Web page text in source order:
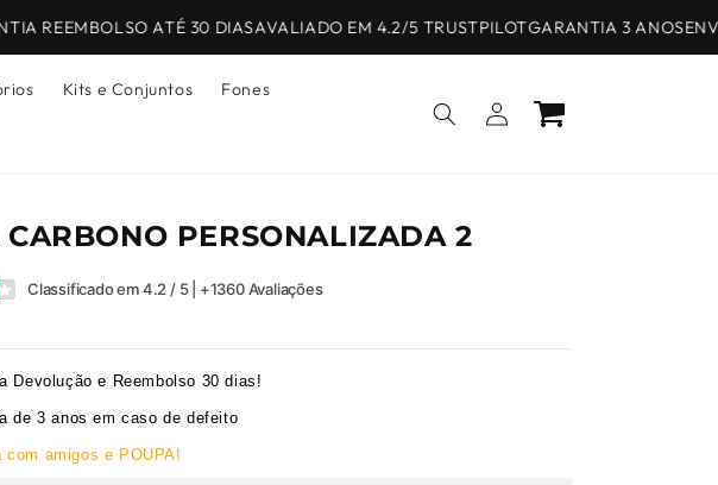
REEMBOLSO ATÉ 30 DIASAVALIADO EM 4.2/5 TRUSTPILOTGARANTIA 3 ANOS
Kits e Conjuntos Fones
Iniciar
sessão
Carrinho
CARBONO PERSONALIZADA 2
Classificado em 4.2 / 5 | +1360 Avaliações
Devolução e Reembolso 30 dias!
de 3 anos em caso de defeito
com amigos e POUPA!